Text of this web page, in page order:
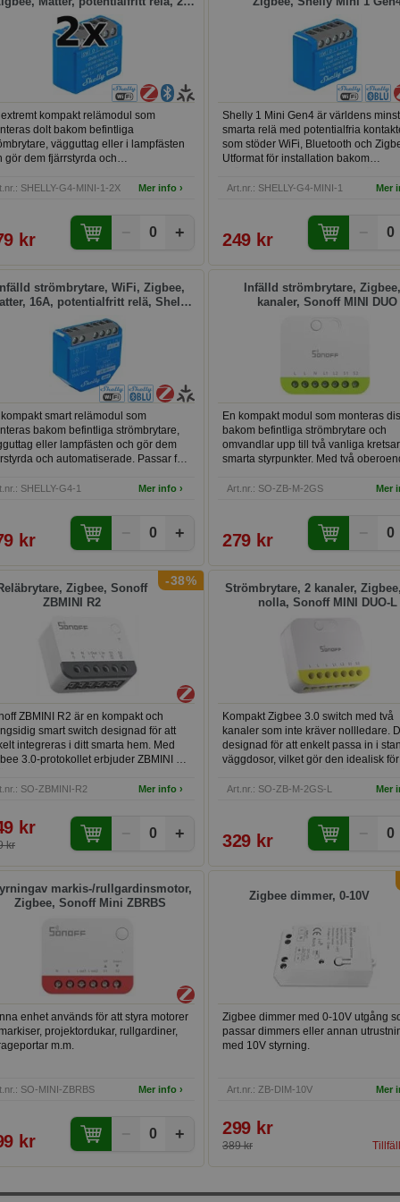
pack, Shelly 1 Mini Gen4
kompakt relämodul som
dolt bakom befintliga
vägguttag eller i lampfästen
gör dem fjärrstyrda och
fläktar, garagedörrar,
Tack vare potentialfria kontakter
den även styra lågspänningskretsar
kontaktorer utan direkt spänning på
och kräver inget separat nav vid
användning. Paketet innehåller två
flera rum eller installationer på en
SHELLY-G4-MINI-1-2X Mer info ›
kr 0 +
Shelly 1 Mini Gen4 är världens
smarta relä med potentialfria
som stöder WiFi, Bluetooth och
Utformat för installation bakom
möjliggör det enkel kontroll och
bevattningssystem, fläktar och
enheter. Enheten mäter endast
mm, vilket gör den enkel att installera i
Art.nr.: SHELLY-G4-MINI-1 Mer
249 kr 0
Infälld strömbrytare, WiFi, Zigbee,
16A, potentialfritt relä, Shelly
1 Gen4
smart relämodul som
bakom befintliga strömbrytare,
eller lampfästen och gör dem
och automatiserade. Passar för
bevattningssystem och
kontakter kan den även styra
portar och
Fungerar med Home
HomeKit, och kräver inget separat
vid WiFi-användning.
SHELLY-G4-1 Mer info ›
kr 0 +
Infälld strömbrytare,
kanaler, Sonoff MINI DUO
En kompakt modul som monteras
bakom befintliga strömbrytare och
omvandlar upp till två vanliga
smarta styrpunkter. Med två
och spotbelysning i samma rum
strömbrytare. Passar både äldre och
nyare installationer som har
framdraget. Modulen fungerar som en
Art.nr.: SO-ZB-M-2GS Mer
279 kr 0
-38%
Zigbee, Sonoff
ZBMINI R2
ZBMINI R2 är en kompakt och
smart switch designad för att
integreras i ditt smarta hem. Med
3.0-protokollet erbjuder ZBMINI R2
olika smarta hem-enheter och
och kontroll via din
eller röststyrning.
SO-ZBMINI-R2 Mer info ›
kr
kr
0 +
Strömbrytare, 2 kanaler,
nolla, Sonoff MINI DUO-L
Kompakt Zigbee 3.0 switch med två
kanaler som inte kräver nollledare.
designad för att enkelt passa in i
väggdosor, vilket gör den idealisk för
total belastning, omvandlar den
enheter med hjälp av en Zigbee-
Art.nr.: SO-ZB-M-2GS-L Mer
329 kr 0
markis-/rullgardinsmotor,
Zigbee, Sonoff Mini ZBRBS
enhet används för att styra motorer
projektordukar, rullgardiner,
m.m.
SO-MINI-ZBRBS Mer info ›
kr 0 +
Zigbee dimmer, 0-10V
Zigbee dimmer med 0-10V utgång
passar dimmers eller annan
med 10V styrning.
Art.nr.: ZB-DIM-10V Mer
299 kr
389 kr